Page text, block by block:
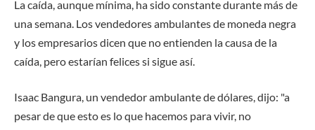
La caída, aunque mínima, ha sido constante durante más de
una semana. Los vendedores ambulantes de moneda negra
y los empresarios dicen que no entienden la causa de la
caída, pero estarían felices si sigue así.
Isaac Bangura, un vendedor ambulante de dólares, dijo: "a
pesar de que esto es lo que hacemos para vivir, no